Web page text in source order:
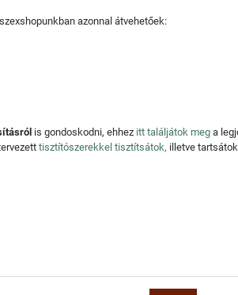
azonnal átvehetőek:
is gondoskodni, ehhez itt találjátok meg a
tisztítószerekkel tisztítsátok, illetve